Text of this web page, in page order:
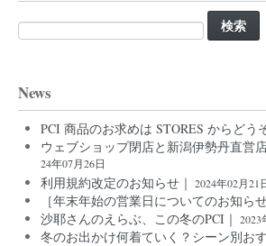
検
索:
News
PCI 商品のお求めは STORES からどう
ウェブショップ閉店と新潟伊勢丹直営
24年07月26日
利用規約改定のお知らせ｜ 2024年02月21
［年末年始の営業日についてのお知ら
沙耶さんのえらぶ、この冬のPCI｜ 2023
冬のお出かけ何着ていく？シーン別お